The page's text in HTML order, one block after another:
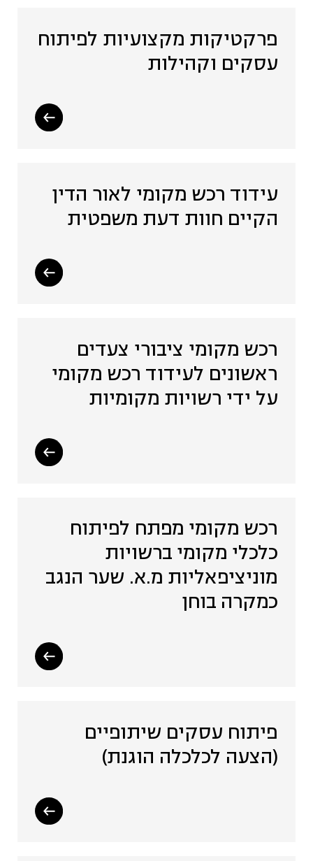
פרקטיקות מקצועיות לפיתוח
עסקים וקהילות
עידוד רכש מקומי לאור הדין
הקיים חוות דעת משפטית
רכש מקומי ציבורי צעדים
ראשונים לעידוד רכש מקומי
על ידי רשויות מקומיות
רכש מקומי מפתח לפיתוח
כלכלי מקומי ברשויות
מוניציפאליות מ.א. שער הנגב
כמקרה בוחן
פיתוח עסקים שיתופיים
(הצעה לכלכלה הוגנת)